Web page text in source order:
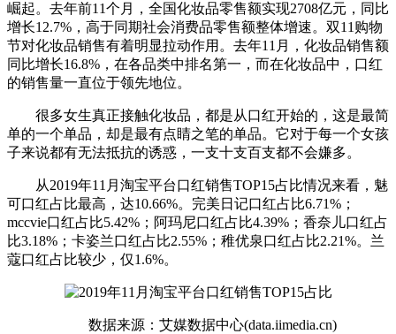
崛起。去年前11个月，全国化妆品零售额实现2708亿元，同比
增长12.7%，高于同期社会消费品零售额整体增速。双11购物
节对化妆品销售有着明显拉动作用。去年11月，化妆品销售额
同比增长16.8%，在各品类中排名第一，而在化妆品中，口红
的销售量一直位于领先地位。
很多女生真正接触化妆品，都是从口红开始的，这是最简
单的一个单品，却是最有点睛之笔的单品。它对于每一个女孩
子来说都有无法抵抗的诱惑，一支十支百支都不会嫌多。
从2019年11月淘宝平台口红销售TOP15占比情况来看，魅
可口红占比最高，达10.66%。完美日记口红占比6.71%；
mccvie口红占比5.42%；阿玛尼口红占比4.39%；香奈儿口红占
比3.18%；卡姿兰口红占比2.55%；稚优泉口红占比2.21%。兰
蔻口红占比较少，仅1.6%。
数据来源：艾媒数据中心(data.iimedia.cn)